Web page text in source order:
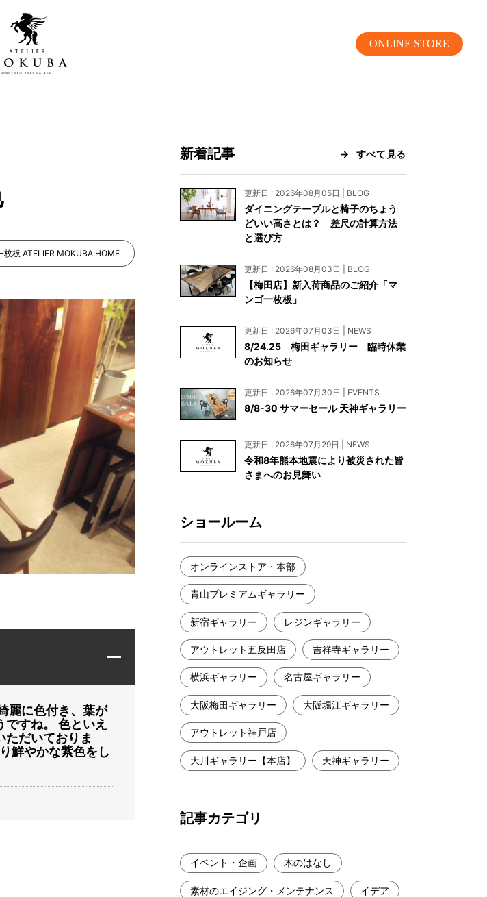
ONLINE STORE
納品事例
納品事例（住宅・インテリア）
納品事例（店舗・オフィス）
お客様の声
コーディネート集
INFORMATION
NEWS
EVENT
BLOG
メディア美術協力実績
よくあるご質問
お問い合わせ
資料請求
工務店様・設計会社様向けお問い合わせ
一枚板買い取りに関して
枚板 ATELIER MOKUBA HOME
麗に色付き、葉が
すね。 色といえ
ただいておりま
鮮やかな紫色をし
新着記事 すべて見る
更新日 : 2026年08月05日 | BLOG
ダイニングテーブルと椅子のちょう
どいい高さとは？ 差尺の計算方法
と選び方
更新日 : 2026年08月03日 | BLOG
【梅田店】新入荷商品のご紹介「マ
ンゴ一枚板」
更新日 : 2026年07月03日 | NEWS
8/24.25 梅田ギャラリー 臨時休業
のお知らせ
更新日 : 2026年07月30日 | EVENTS
8/8-30 サマーセール 天神ギャラリー
更新日 : 2026年07月29日 | NEWS
令和8年熊本地震により被災された皆
さまへのお見舞い
ショールーム
オンラインストア・本部
青山プレミアムギャラリー
新宿ギャラリー レジンギャラリー
アウトレット五反田店 吉祥寺ギャラリー
横浜ギャラリー 名古屋ギャラリー
大阪梅田ギャラリー 大阪堀江ギャラリー
アウトレット神戸店
大川ギャラリー【本店】 天神ギャラリー
記事カテゴリ
イベント・企画 木のはなし
素材のエイジング・メンテナンス イデア